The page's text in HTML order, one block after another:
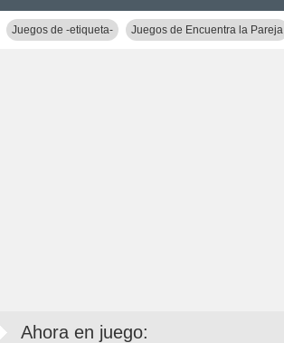
Juegos de -etiqueta- Juegos de Encuentra la Pareja
Ahora en juego: